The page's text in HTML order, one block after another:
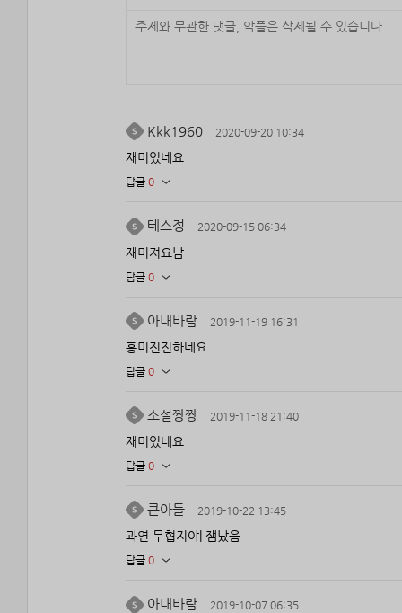
Kkk1960 2020-09-20 10:34
재미있네요
답글 0
테스정 2020-09-15 06:34
재미져요남
답글 0
아내바람 2019-11-19 16:31
흥미진진하네요
답글 0
소설짱짱 2019-11-18 21:40
재미있네요
답글 0
큰아들 2019-10-22 13:45
과연 무협지야| 잼났음
답글 0
아내바람 2019-10-07 06:35